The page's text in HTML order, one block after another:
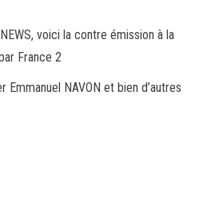
voici la contre émission à la
France 2
NAVON et bien d’autres